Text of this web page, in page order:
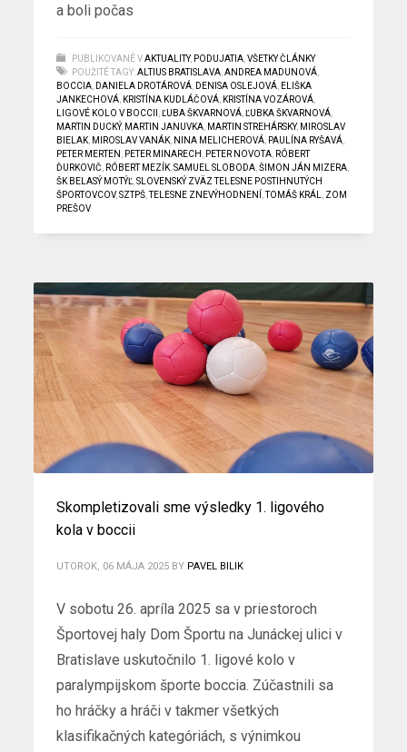
a boli počas
PUBLIKOVANÉ V AKTUALITY, PODUJATIA ,VŠETKY ČLÁNKY
POUŽITÉ TAGY: ALTIUS BRATISLAVA ,ANDREA MADUNOVÁ
BOCCIA DANIELA DROTÁROVÁ DENISA OSLEJOVÁ ELIŠKA
JANKECHOVÁ KRISTÍNA KUDLÁČOVÁ KRISTÍNA VOZÁROVÁ
LIGOVÉ KOLO V BOCCII
,ĽUBA ŠKVARNOVÁ ,ĽUBKA ŠKVARNOVÁ
MARTIN DUCKÝ, MARTIN JANUVKA MARTIN STREHÁRSKY, MIROSLAV
BIELAK MIROSLAV VANÁK NINA MELICHEROVÁ PAULÍNA RYŠAVÁ
PETER MERTEN
PETER MINARECH PETER NOVOTA RÓBERT
ĎURKOVIČ
RÓBERT MEZÍK ,SAMUEL SLOBODA ,ŠIMON JÁN MIZERA
ŠK BELASÝ MOTÝĽ ,SLOVENSKÝ ZVÄZ TELESNE POSTIHNUTÝCH
ŠPORTOVCOV,SZTPŠ ,TELESNE ZNEVÝHODNENÍ ,TOMÁŠ KRÁL
ZOM
PREŠOV
Skompletizovali sme výsledky 1. ligového
kola v boccii
UTOROK, 06 MÁJA 2025 BY PAVEL BILIK
V sobotu 26. apríla 2025 sa v priestoroch
Športovej haly Dom Športu na Junáckej ulici v
Bratislave uskutočnilo 1. ligové kolo v
paralympijskom športe boccia. Zúčastnili sa
ho hráčky a hráči v takmer všetkých
klasifikačných kategóriách, s výnimkou